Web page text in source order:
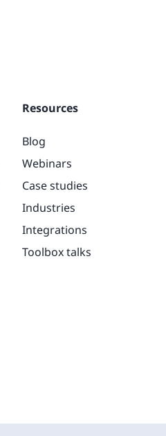
Resources
Blog
Webinars
Case studies
Industries
Integrations
Toolbox talks